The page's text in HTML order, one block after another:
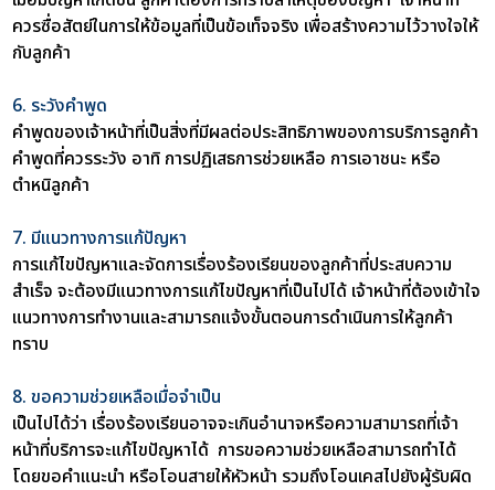
ควรซื่อสัตย์ในการให้ข้อมูลที่เป็นข้อเท็จจริง เพื่อสร้างความไว้วางใจให้
กับลูกค้า
6. ระวังคำพูด
คำพูดของเจ้าหน้าที่เป็นสิ่งที่มีผลต่อประสิทธิภาพของการบริการลูกค้า
คำพูดที่ควรระวัง อาทิ การปฏิเสธการช่วยเหลือ การเอาชนะ หรือ
ตำหนิลูกค้า
7. มีแนวทางการแก้ปัญหา
การแก้ไขปัญหาและจัดการเรื่องร้องเรียนของลูกค้าที่ประสบความ
สำเร็จ จะต้องมีแนวทางการแก้ไขปัญหาที่เป็นไปได้ เจ้าหน้าที่ต้องเข้าใจ
แนวทางการทำงานและสามารถแจ้งขั้นตอนการดำเนินการให้ลูกค้า
ทราบ
8. ขอความช่วยเหลือเมื่อจำเป็น
เป็นไปได้ว่า เรื่องร้องเรียนอาจจะเกินอำนาจหรือความสามารถที่เจ้า
หน้าที่บริการจะแก้ไขปัญหาได้ การขอความช่วยเหลือสามารถทำได้
โดยขอคำแนะนำ หรือโอนสายให้หัวหน้า รวมถึงโอนเคสไปยังผู้รับผิด